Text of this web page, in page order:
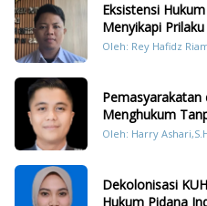
Eksistensi
Menyikapi
Dengan Hukum
Oleh: Rey Hafidz
Pemasyarakatan
Menghukum
Oleh: Harry
Dekolonisasi
Hukum Pidana